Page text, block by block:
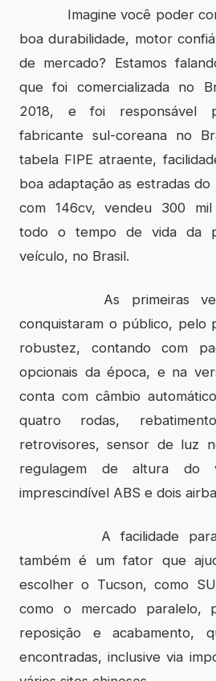
Imagine você poder
boa durabilidade, motor
de mercado? Estamos
que foi comercializada no
2018, e foi responsável
fabricante sul-coreana no
tabela FIPE atraente,
boa adaptação as estradas
com 146cv, vendeu 300
todo o tempo de vida da
veículo, no Brasil.
As primeiras
conquistaram o público, pelo
robustez, contando com
opcionais da época, e na
conta com câmbio
quatro rodas,
retrovisores, sensor de luz
regulagem de altura do
imprescindível ABS e dois
A facilidade para
também é um fator que
escolher o Tucson, como
como o mercado paralelo,
reposição e acabamento,
encontradas, inclusive via